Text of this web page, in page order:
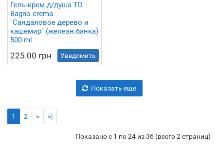
Гель-крем д/душа TD
Bagno crema
"Сандаловое дерево и
кашемир" (железн.банка)
500 ml
225.00 грн Уведомить
Показать еще
1 2 > >|
Показано с 1 по 24 из 36 (всего 2 страниц)